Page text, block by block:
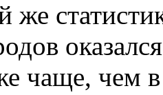
же
чаще, чем